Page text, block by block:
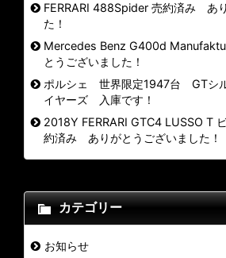
FERRARI 488Spider 売約済み あ
た！
Mercedes Benz G400d
とうございました！
ポルシェ 世界限定1947台 GTシ
イヤーズ 入庫です！
2018Y FERRARI GTC4 LUSSO T
約済み ありがとうございました！
カテゴリー
お知らせ